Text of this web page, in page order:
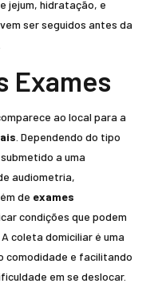
jejum, hidratação, e
ser seguidos antes da
Exames
ao local para a
. Dependendo do tipo
a uma
audiometria,
de exames
condições que podem
coleta domiciliar é uma
comodidade e facilitando
em se deslocar.